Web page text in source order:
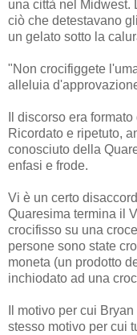
una città nel Midwest.
ciò che detestavano
un gelato sotto la
"Non crocifiggete
alleluia
Il discorso era
Ricordato e ripetuto,
conosciuto della
enfasi e frode.
Vi è un certo
Quaresima termina il
crocifisso su una
persone sono state
moneta (un prodotto
inchiodato ad una
Il motivo per cui
stesso motivo per cui